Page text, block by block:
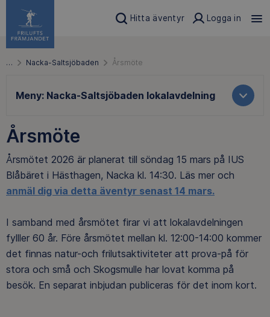
Hitta äventyr Logga in
… Nacka-Saltsjöbaden Årsmöte
Meny: Nacka-Saltsjöbaden lokalavdelning
Årsmöte
Årsmötet 2026 är planerat till söndag 15 mars på IUS
Blåbäret i Hästhagen, Nacka kl. 14:30. Läs mer och
anmäl dig via detta äventyr senast 14 mars.
I samband med årsmötet firar vi att lokalavdelningen
fylller 60 år. Före årsmötet mellan kl. 12:00-14:00 kommer
det finnas natur-och frilutsaktiviteter att prova-på för
stora och små och Skogsmulle har lovat komma på
besök. En separat inbjudan publiceras för det inom kort.